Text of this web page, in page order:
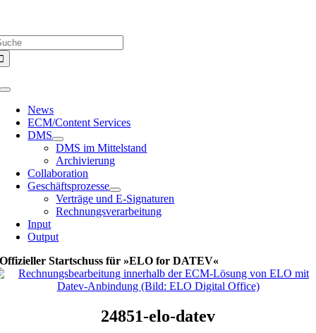
springen
Toggle
Navigation
News
ECM/Content Services
DMS
DMS im Mittelstand
Archivierung
Collaboration
Geschäftsprozesse
Verträge und E-Signaturen
Rechnungsverarbeitung
Input
Output
Offizieller Startschuss für »ELO for DATEV«
24851-elo-datev